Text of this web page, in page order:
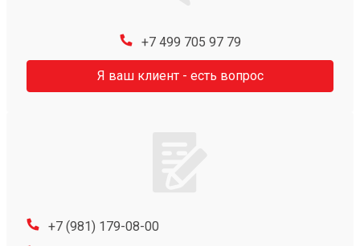
+7 499 705 97 79
Я ваш клиент - есть вопрос
+7 (981) 179-08-00